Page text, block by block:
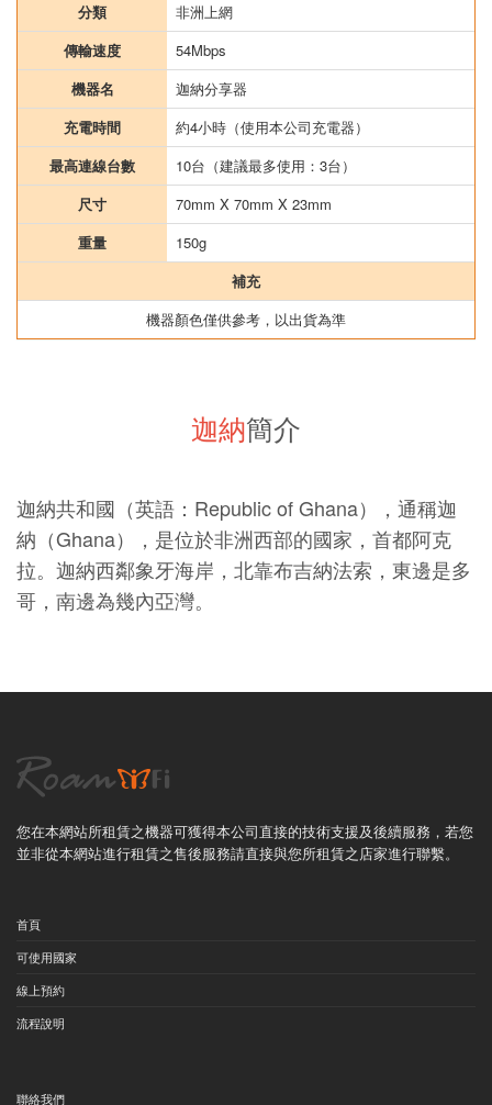
分類
非洲上網
傳輸速度
54Mbps
機器名
迦納分享器
充電時間
約4小時（使用本公司充電器）
最高連線台數
10台（建議最多使用：3台）
尺寸
70mm X 70mm X 23mm
重量
150g
補充
機器顏色僅供參考，以出貨為準
迦納簡介
迦納共和國（英語：Republic of Ghana），通稱迦
納（Ghana），是位於非洲西部的國家，首都阿克
拉。迦納西鄰象牙海岸，北靠布吉納法索，東邊是多
哥，南邊為幾內亞灣。
您在本網站所租賃之機器可獲得本公司直接的技術支援及後續服務，若您
並非從本網站進行租賃之售後服務請直接與您所租賃之店家進行聯繫。
首頁
可使用國家
線上預約
流程說明
聯絡我們